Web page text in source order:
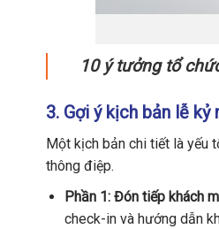
10 ý tưởng tổ
3. Gợi ý kịch bản lễ
Một kịch bản chi tiết là yếu
thông điệp.
Phần 1: Đón tiếp khách
check-in và hướng dẫn